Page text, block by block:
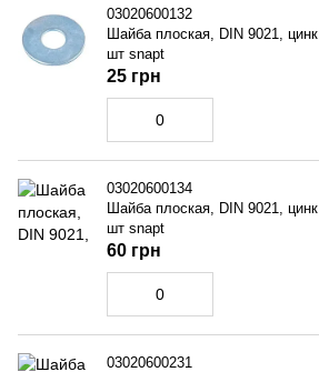
03020600132
Шайба плоская, DIN 9021,
шт snapt
25 грн
03020600134
Шайба плоская, DIN 9021,
шт snapt
60 грн
03020600231